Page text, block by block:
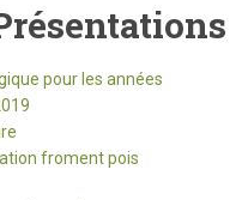
pour les années
froment pois